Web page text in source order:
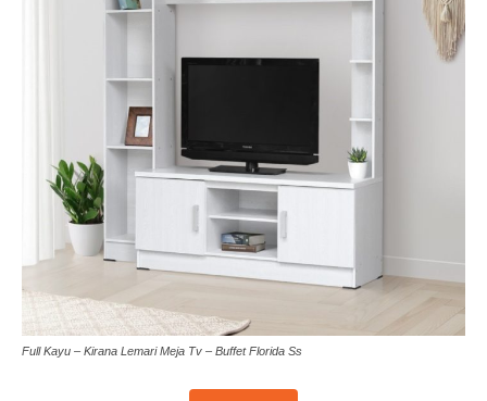
Full Kayu – Kirana Lemari Meja Tv – Buffet Florida Ss